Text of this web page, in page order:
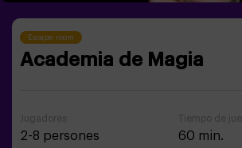
Escape room
Academia de Magia
Jugadores
2-8 persones
Tiempo de
60 min.